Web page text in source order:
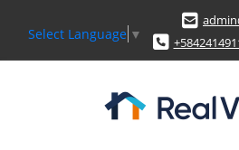
Select Language ▼